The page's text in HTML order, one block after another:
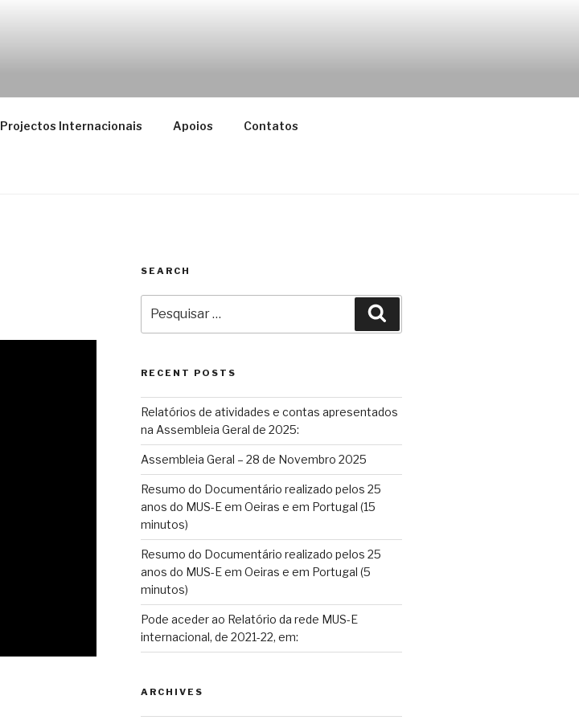
Projectos Internacionais Apoios Contatos
SEARCH
por:
RECENT POSTS
Relatórios de atividades e contas apresentados
na Assembleia Geral de 2025:
Assembleia Geral – 28 de Novembro 2025
Resumo do Documentário realizado pelos 25
anos do MUS-E em Oeiras e em Portugal (15
minutos)
Resumo do Documentário realizado pelos 25
anos do MUS-E em Oeiras e em Portugal (5
minutos)
Pode aceder ao Relatório da rede MUS-E
internacional, de 2021-22, em:
ARCHIVES